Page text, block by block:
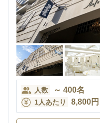
人数 ～ 400名
1人あたり 8,800円